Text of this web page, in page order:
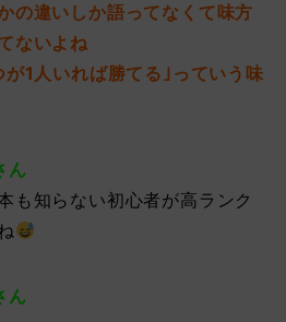
の違いしか語ってなくて味方
ないよね
1人いれば勝てる｣っていう味
ん
も知らない初心者が高ランク
ん